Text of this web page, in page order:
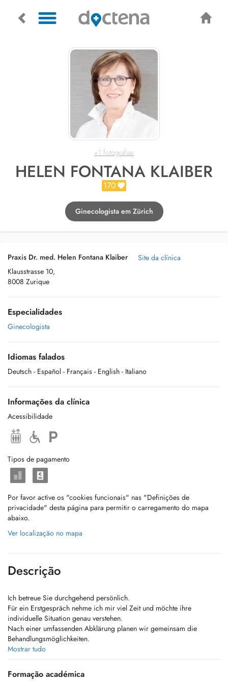
+1 fotografias
HELEN FONTANA KLAIBER
170
Ginecologista em Zürich
Praxis Dr. med. Helen Fontana Klaiber
Klausstrasse 10,
8008 Zurique
Site da clínica
Especialidades
Ginecologista
Idiomas falados
Deutsch - Español - Français - English - Italiano
Informações da clínica
Acessibilidade
Tipos de pagamento
Por favor active os "cookies funcionais" nas "Definições de
privacidade" desta página para permitir o carregamento do mapa
abaixo.
Ver localização no mapa
Descrição
Ich betreue Sie durchgehend persönlich.
Für ein Erstgespräch nehme ich mir viel Zeit und möchte ihre
individuelle Situation genau verstehen.
Nach einer umfassenden Abklärung planen wir gemeinsam die
Behandlungsmöglichkeiten.
In unserer Praxis bieten wir Leistungen aus dem gesamten Spektrum
der Frauenheilkunde an.
Mostrar tudo
Formação académica